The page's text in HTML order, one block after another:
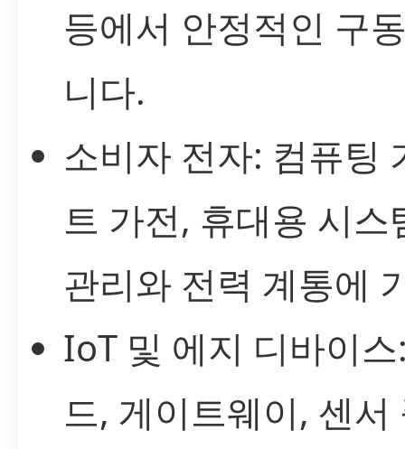
등에서 안정적인 구
니다.
소비자 전자: 컴퓨팅
트 가전, 휴대용 시스
관리와 전력 계통에
IoT 및 에지 디바이
드, 게이트웨이, 센서